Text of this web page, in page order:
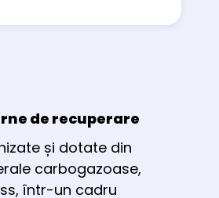
de recuperare
și dotate din
carbogazoase,
într-un cadru